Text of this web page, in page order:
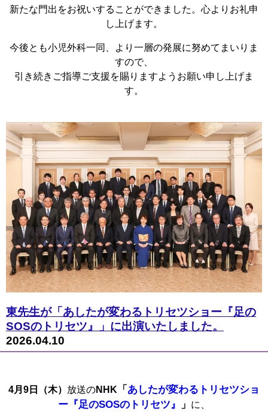
新たな門出をお祝いすることができました。心よりお礼申
し上げます。
今後とも小児外科一同、より一層の発展に努めてまいりま
すので、
引き続きご指導ご支援を賜りますようお願い申し上げま
す。
東先生が「あしたが変わるトリセツショー『足の
SOSのトリセツ』」に出演いたしました。
2026.04.10
4月9日（木） 放送のNHK 「 あしたが変わるトリセツショ
ー『足のSOSのトリセツ』
」 に、